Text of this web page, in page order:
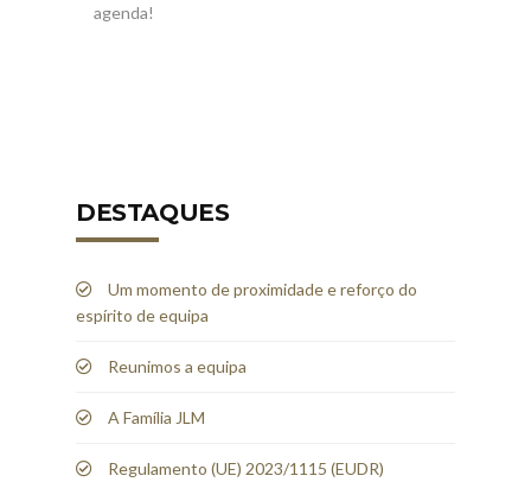
agenda!
DESTAQUES
Um momento de proximidade e reforço do
espírito de equipa
Reunimos a equipa
A Família JLM
Regulamento (UE) 2023/1115 (EUDR)